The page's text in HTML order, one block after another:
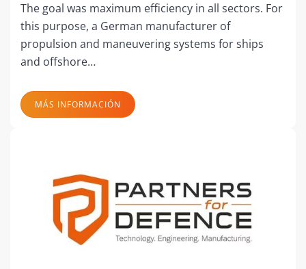
The goal was maximum efficiency in all sectors. For
this purpose, a German manufacturer of
propulsion and maneuvering systems for ships
and offshore…
MÁS INFORMACIÓN